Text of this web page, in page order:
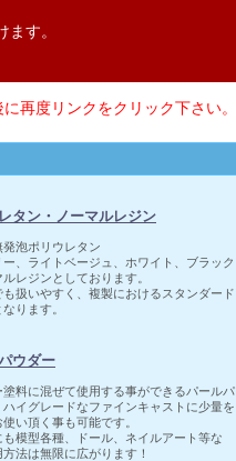
す。
再度リンクをクリック下さい。
タン・ノーマルレジン
発泡ポリウレタン
ー、ライトベージュ、ホワイト、ブラック
ルレジンとしております。
も扱いやすく、複製におけるスタンダード
ります。
ウダー
塗料に混ぜて使用する事ができるパールパ
ハイグレードなファインキャストに少量を
い頂く事も可能です。
も模型各種、ドール、ネイルアート等な
方法は無限に広がります！